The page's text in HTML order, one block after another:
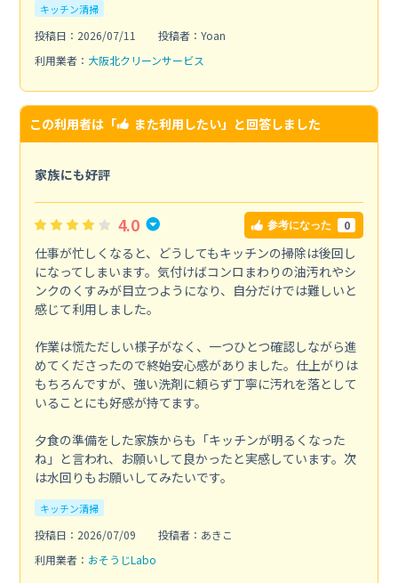
キッチン清掃
投稿日：2026/07/11
投稿者：Yoan
利用業者： 大阪北クリーンサービス
この利用者は「 また利用したい」と回答しました
家族にも好評
4.0 参考になった 0
仕事が忙しくなると、どうしてもキッチンの掃除は後回し
になってしまいます。気付けばコンロまわりの油汚れやシ
ンクのくすみが目立つようになり、自分だけでは難しいと
感じて利用しました。
作業は慌ただしい様子がなく、一つひとつ確認しながら進
めてくださったので終始安心感がありました。仕上がりは
もちろんですが、強い洗剤に頼らず丁寧に汚れを落として
いることにも好感が持てます。
夕食の準備をした家族からも「キッチンが明るくなった
ね」と言われ、お願いして良かったと実感しています。次
は水回りもお願いしてみたいです。
キッチン清掃
投稿日：2026/07/09
投稿者：あきこ
利用業者： おそうじLabo